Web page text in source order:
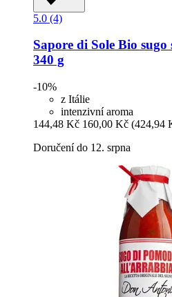
5.0 (4)
Sapore di Sole Bio sugo
340 g
-10%
z Itálie
intenzivní aroma
144,48 Kč 160,00 Kč (424,94
Doručení do 12. srpna